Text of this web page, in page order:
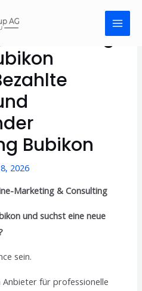
Marketing
Bubikon
2026
Marketing & Consulting
und suchst eine neue
sein.
für professionelle